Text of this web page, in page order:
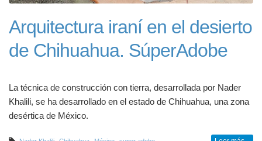
Arquitectura iraní en el desierto
de Chihuahua. SúperAdobe
La técnica de construcción con tierra, desarrollada por Nader
Khalili, se ha desarrollado en el estado de Chihuahua, una zona
desértica de México.